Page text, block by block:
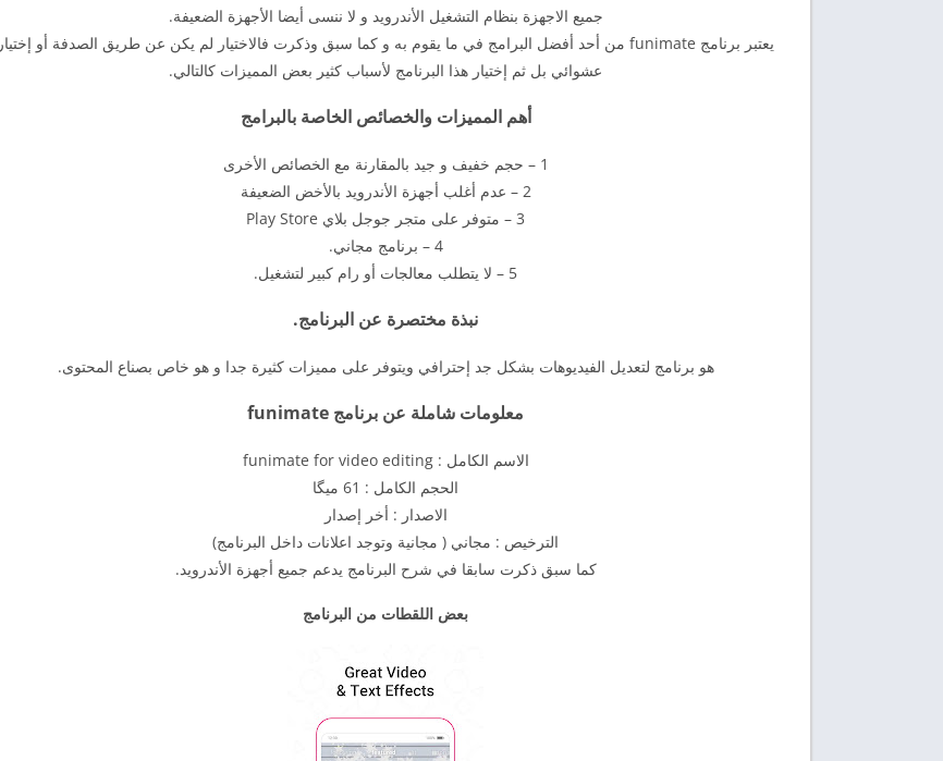
جميع الاجهزة بنظام التشغيل الأندرويد و لا ننسى أيضا الأجهزة الضعيفة.
يعتبر برنامج funimate من أحد أفضل البرامج في ما يقوم به و كما سبق وذكرت فالاختيار لم يكن عن طريق الصدفة أو إختيار
عشوائي بل ثم إختيار هذا البرنامج لأسباب كثير بعض المميزات كالتالي.
أهم المميزات والخصائص الخاصة بالبرامج
1 – حجم خفيف و جيد بالمقارنة مع الخصائص الأخرى
2 – عدم أغلب أجهزة الأندرويد بالأخض الضعيفة
3 – متوفر على متجر جوجل بلاي Play Store
4 – برنامج مجاني.
5 – لا يتطلب معالجات أو رام كبير لتشغيل.
نبذة مختصرة عن البرنامج.
هو برنامج لتعديل الفيديوهات بشكل جد إحترافي ويتوفر على مميزات كثيرة جدا و هو خاص بصناع المحتوى.
معلومات شاملة عن برنامج funimate
الاسم الكامل : funimate for video editing
الحجم الكامل : 61 ميگا
الاصدار : أخر إصدار
الترخيص : مجاني ( مجانية وتوجد اعلانات داخل البرنامج)
كما سبق ذكرت سابقا في شرح البرنامج يدعم جميع أجهزة الأندرويد.
بعض اللقطات من البرنامج